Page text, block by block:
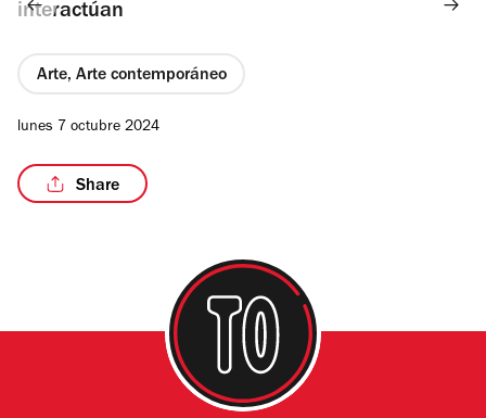
interactúan
Arte, Arte contemporáneo
lunes 7 octubre 2024
Share